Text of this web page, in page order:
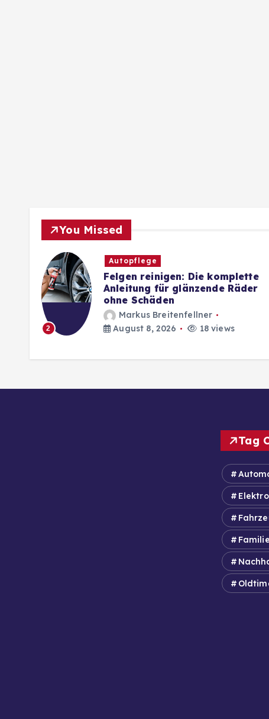
You Missed
2
Autopflege
Felgen reinigen: Die komplette
Anleitung für glänzende Räder
ohne Schäden
Markus Breitenfellner
August 8, 2026
18 views
Tag